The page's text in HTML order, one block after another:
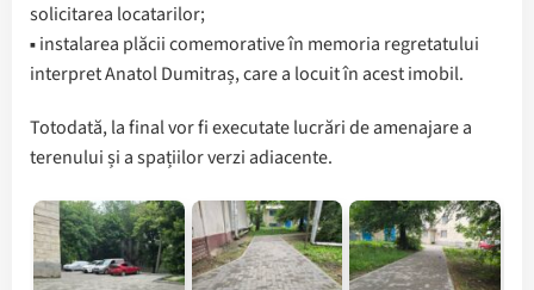
solicitarea locatarilor;
▪️ instalarea plăcii comemorative în memoria regretatului
interpret Anatol Dumitraș, care a locuit în acest imobil.
Totodată, la final vor fi executate lucrări de amenajare a
terenului și a spațiilor verzi adiacente.